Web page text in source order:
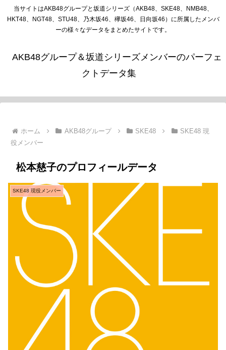
当サイトはAKB48グループと坂道シリーズ（AKB48、SKE48、NMB48、
HKT48、NGT48、STU48、乃木坂46、欅坂46、日向坂46）に所属したメンバ
ーの様々なデータをまとめたサイトです。
AKB48グループ＆坂道シリーズメンバーのパーフェ
クトデータ集
ホーム AKB48グループ SKE48
SKE48 現
役メンバー
松本慈子のプロフィールデータ
SKE48 現役メンバー